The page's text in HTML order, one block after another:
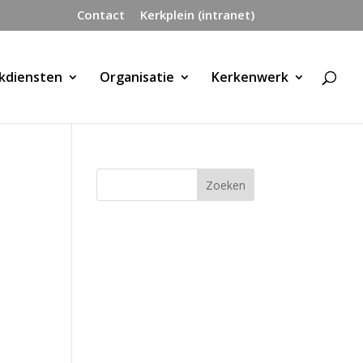
Contact Kerkplein (intranet)
Organisatie Kerkenwerk